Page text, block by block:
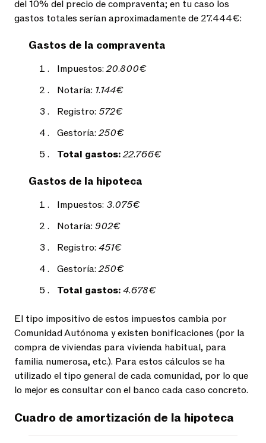
del 10% del precio de compraventa; en tu caso los
gastos totales serían aproximadamente de 27.444€:
Gastos de la compraventa
Impuestos:20.800€
Notaría: 1.144€
Registro: 572€
Gestoría:250€
Total gastos:22.766€
Gastos de la hipoteca
Impuestos: 3.075€
Notaría: 902€
Registro: 451€
Gestoría:250€
Total gastos:4.678€
El tipo impositivo de estos impuestos cambia por
Comunidad Autónoma y existen bonificaciones (por la
compra de viviendas para vivienda habitual, para
familia numerosa, etc.). Para estos cálculos se ha
utilizado el tipo general de cada comunidad, por lo que
lo mejor es consultar con el banco cada caso concreto.
Cuadro de amortización de la hipoteca